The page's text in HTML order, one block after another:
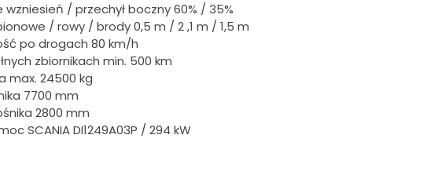
/ przechył boczny 60% / 35%
/ rowy / brody 0,5 m / 2 ,1 m / 1,5 m
po drogach 80 km/h
zbiornikach min. 500 km
max. 24500 kg
7700 mm
2800 mm
SCANIA DI1249A03P / 294 kW